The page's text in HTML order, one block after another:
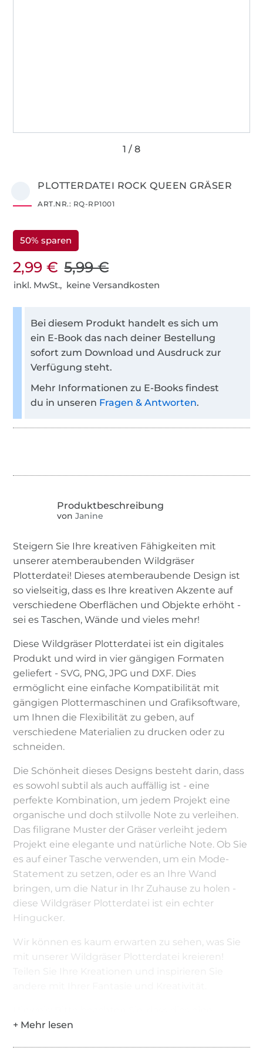
PLOTTERDATEI ROCK QUEEN GRÄSER
ART.NR.: RQ-RP1001
50% sparen
2,99 € 5,99 €
inkl. MwSt., keine Versandkosten
Bei diesem Produkt handelt es sich um
ein E-Book das nach deiner Bestellung
sofort zum Download und Ausdruck zur
Verfügung steht.
Mehr Informationen zu E-Books findest
du in unseren Fragen & Antworten.
von Janine
Steigern Sie Ihre kreativen Fähigkeiten mit
unserer atemberaubenden Wildgräser
Plotterdatei! Dieses atemberaubende Design ist
so vielseitig, dass es Ihre kreativen Akzente auf
verschiedene Oberflächen und Objekte erhöht -
sei es Taschen, Wände und vieles mehr!
Diese Wildgräser Plotterdatei ist ein digitales
Produkt und wird in vier gängigen Formaten
geliefert - SVG, PNG, JPG und DXF. Dies
ermöglicht eine einfache Kompatibilität mit
gängigen Plottermaschinen und Grafiksoftware,
um Ihnen die Flexibilität zu geben, auf
verschiedene Materialien zu drucken oder zu
schneiden.
Die Schönheit dieses Designs besteht darin, dass
es sowohl subtil als auch auffällig ist - eine
perfekte Kombination, um jedem Projekt eine
organische und doch stilvolle Note zu verleihen.
Das filigrane Muster der Gräser verleiht jedem
Projekt eine elegante und natürliche Note. Ob Sie
es auf einer Tasche verwenden, um ein Mode-
Statement zu setzen, oder es an Ihre Wand
bringen, um die Natur in Ihr Zuhause zu holen -
diese Wildgräser Plotterdatei ist ein echter
Hingucker.
Wir können es kaum erwarten zu sehen, was Sie
mit unserer Wildgräser Plotterdatei kreieren!
digitale Datei ist und kein physisches Produkt